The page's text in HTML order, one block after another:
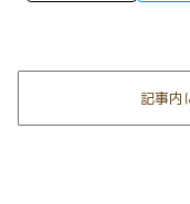
記事内